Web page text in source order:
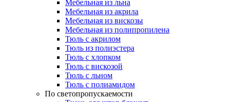
Мебельная из льна
Мебельная из акрила
Мебельная из вискозы
Мебельная из полипропилена
Тюль с акрилом
Тюль из полиэстера
Тюль с хлопком
Тюль с вискозой
Тюль с льном
Тюль с полиамидом
По светопропускаемости